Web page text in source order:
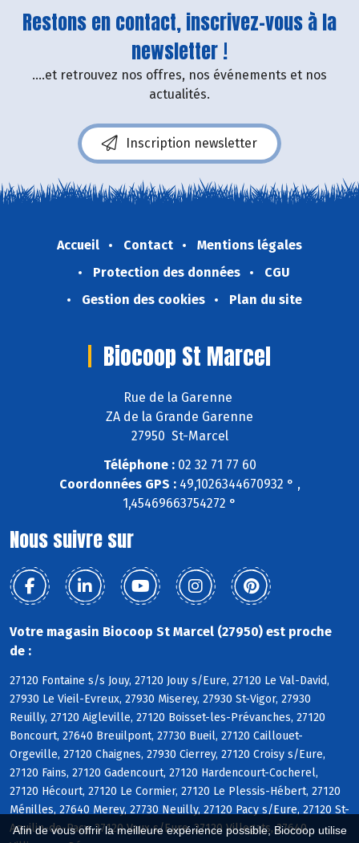
Afin de vous offrir la meilleure expérience possible, Biocoop utilise
Restons en contact, inscrivez-vous à la
newsletter !
....et retrouvez nos offres, nos événements et nos
actualités.
Inscription newsletter
Accueil Contact
Mentions légales
Protection des données
CGU
Gestion des cookies
Plan du site
Biocoop St Marcel
Rue de la Garenne
ZA de la Grande Garenne
27950 St-Marcel
Téléphone :02 32 71 77 60
Coordonnées GPS :49,1026344670932 ° ,
1,45469663754272 °
Nous suivre sur
Votre magasin Biocoop St Marcel (27950) est proche
de :
27120 Fontaine s/s Jouy, 27120 Jouy s/Eure, 27120 Le Val-David,
27930 Le Vieil-Evreux, 27930 Miserey, 27930 St-Vigor, 27930
Reuilly, 27120 Aigleville, 27120 Boisset-les-Prévanches, 27120
Boncourt, 27640 Breuilpont, 27730 Bueil, 27120 Caillouet-
Orgeville, 27120 Chaignes, 27930 Cierrey, 27120 Croisy s/Eure,
27120 Fains, 27120 Gadencourt, 27120 Hardencourt-Cocherel,
27120 Hécourt, 27120 Le Cormier, 27120 Le Plessis-Hébert, 27120
Ménilles, 27640 Merey, 27730 Neuilly, 27120 Pacy s/Eure, 27120 St-
Aquilin-de-Pacy, 27120 Vaux s/Eure, 27120 Villegats, 27640